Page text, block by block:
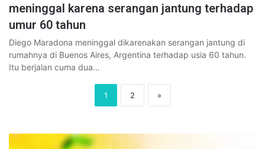
meninggal karena serangan jantung terhadap
umur 60 tahun
Diego Maradona meninggal dikarenakan serangan jantung di
rumahnya di Buenos Aires, Argentina terhadap usia 60 tahun.
Itu berjalan cuma dua…
1 2 »